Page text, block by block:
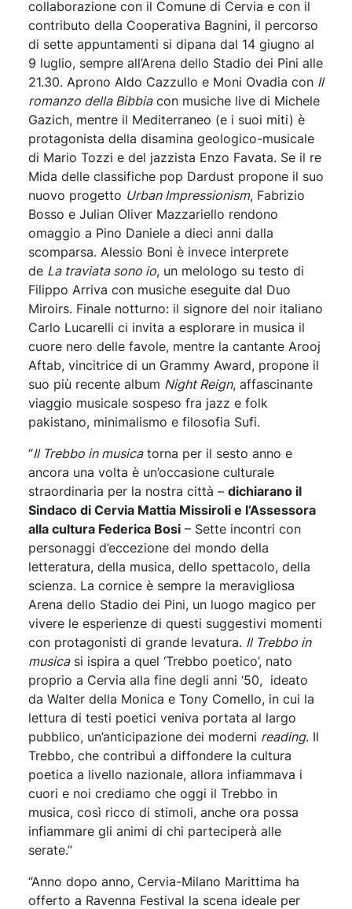
collaborazione con il Comune di Cervia e con il
contributo della Cooperativa Bagnini, il percorso
di sette appuntamenti si dipana dal 14 giugno al
9 luglio, sempre all’Arena dello Stadio dei Pini alle
21.30. Aprono Aldo Cazzullo e Moni Ovadia con Il
romanzo della Bibbiacon musiche live di Michele
Gazich, mentre il Mediterraneo (e i suoi miti) è
protagonista della disamina geologico-musicale
di Mario Tozzi e del jazzista Enzo Favata. Se il re
Mida delle classifiche pop Dardust propone il suo
nuovo progetto Urban Impressionism, Fabrizio
Bosso e Julian Oliver Mazzariello rendono
omaggio a Pino Daniele a dieci anni dalla
scomparsa. Alessio Boni è invece interprete
de La traviata sono io, un melologo su testo di
Filippo Arriva con musiche eseguite dal Duo
Miroirs. Finale notturno: il signore del noir italiano
Carlo Lucarelli ci invita a esplorare in musica il
cuore nero delle favole, mentre la cantante Arooj
Aftab, vincitrice di un Grammy Award, propone il
suo più recente album Night Reign, affascinante
viaggio musicale sospeso fra jazz e folk
pakistano, minimalismo e filosofia Sufi.
“Il Trebbo in musicatorna per il sesto anno e
ancora una volta è un’occasione culturale
straordinaria per la nostra città – dichiarano il
Sindaco di Cervia Mattia Missiroli e l’Assessora
alla cultura Federica Bosi – Sette incontri con
personaggi d’eccezione del mondo della
letteratura, della musica, dello spettacolo, della
scienza. La cornice è sempre la meravigliosa
Arena dello Stadio dei Pini, un luogo magico per
vivere le esperienze di questi suggestivi momenti
con protagonisti di grande levatura. Il Trebbo in
musicasi ispira a quel ‘Trebbo poetico’, nato
proprio a Cervia alla fine degli anni ‘50, ideato
da Walter della Monica e Tony Comello, in cui la
lettura di testi poetici veniva portata al largo
pubblico, un’anticipazione dei moderni reading. Il
Trebbo, che contribuì a diffondere la cultura
poetica a livello nazionale, allora infiammava i
cuori e noi crediamo che oggi il Trebbo in
musica, così ricco di stimoli, anche ora possa
infiammare gli animi di chi parteciperà alle
serate.”
“Anno dopo anno, Cervia-Milano Marittima ha
offerto a Ravenna Festival la scena ideale per